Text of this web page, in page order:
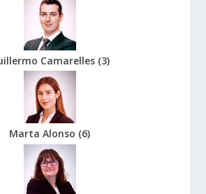
Camarelles (3)
Marta Alonso (6)